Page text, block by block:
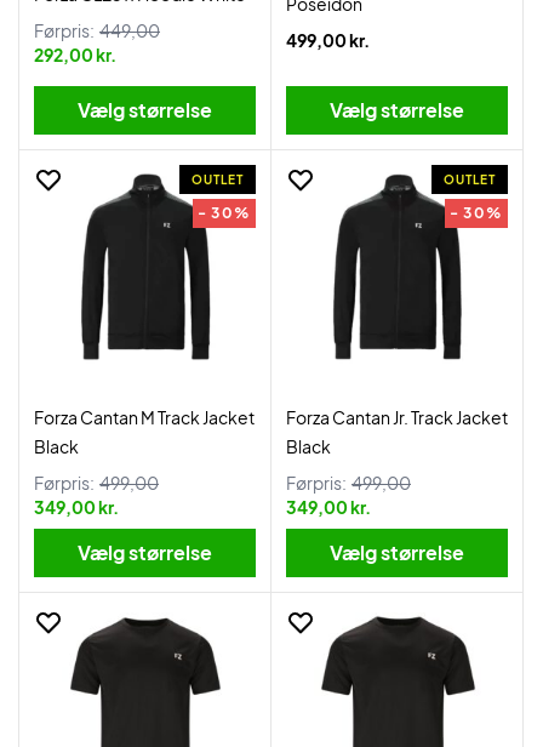
Førpris: 449,00
292,00 kr.
Vælg størrelse
499,00 kr.
Vælg størrelse
OUTLET
- 30%
Forza Cantan M Track Jacket
Black
Førpris: 499,00
349,00 kr.
Vælg størrelse
OUTLET
- 30%
Forza Cantan Jr. Track Jacket
Black
Førpris: 499,00
349,00 kr.
Vælg størrelse